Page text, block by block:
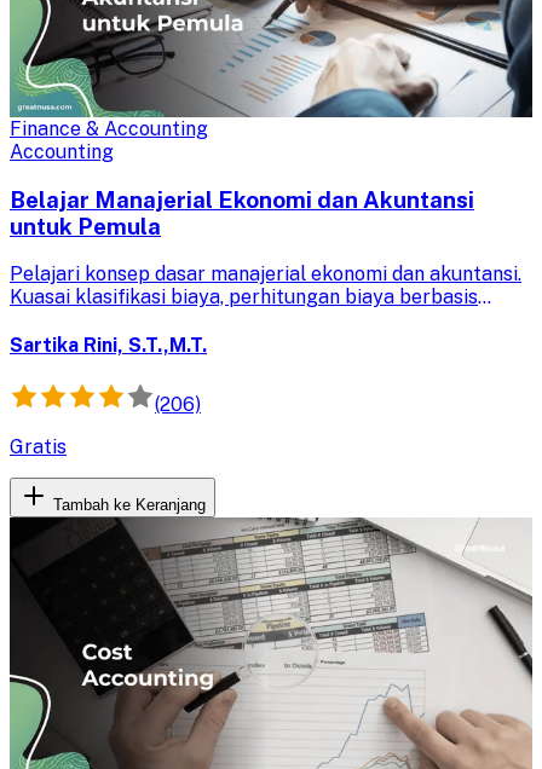
Finance & Accounting
Accounting
Belajar Manajerial Ekonomi dan Akuntansi
untuk Pemula
Pelajari konsep dasar manajerial ekonomi dan akuntansi.
Kuasai klasifikasi biaya, perhitungan biaya berbasis
keputusan bisnis yang efektif.
Sartika Rini, S.T.,M.T.
(206)
Gratis
Tambah ke Keranjang